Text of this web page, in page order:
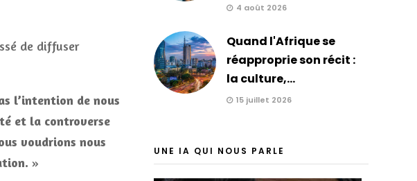
de diffuser
l’intention de nous
et la controverse
voudrions nous
»
4 août 2026
Quand l'Afrique se
réapproprie son récit :
la culture,...
15 juillet 2026
UNE IA QUI NOUS PARLE